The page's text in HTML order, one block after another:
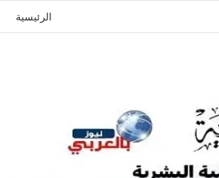
الرئيسية